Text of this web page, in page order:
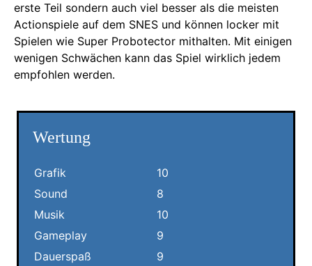
erste Teil sondern auch viel besser als die meisten
Actionspiele auf dem SNES und können locker mit
Spielen wie Super Probotector mithalten. Mit einigen
wenigen Schwächen kann das Spiel wirklich jedem
empfohlen werden.
Wertung
Grafik
10
Sound
8
Musik
10
Gameplay
9
Dauerspaß
9